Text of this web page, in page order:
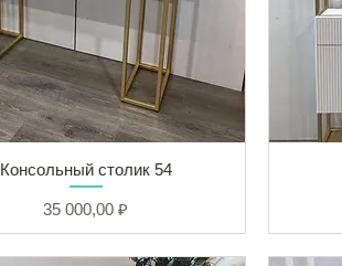
Консольный столик 54
Цена
35 000,00 ₽